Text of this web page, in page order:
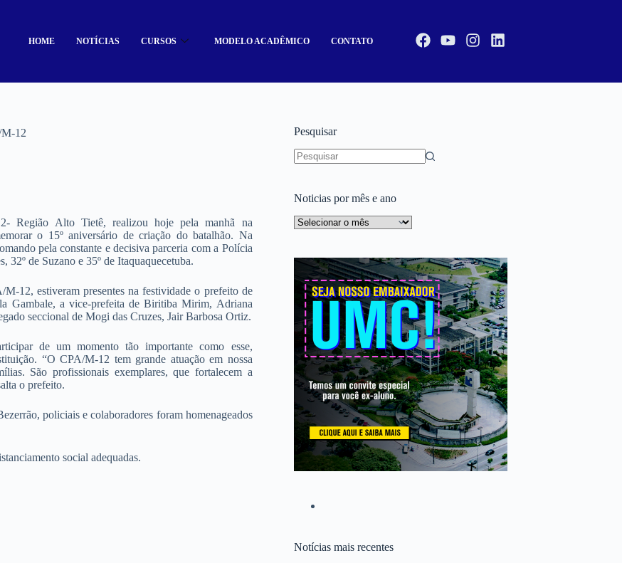
HOME NOTÍCIAS CURSOS MODELO ACADÊMICO CONTATO
M-12
Região Alto Tietê, realizou hoje pela manhã na
o 15º aniversário de criação do batalhão. Na
pela constante e decisiva parceria com a Polícia
de Suzano e 35º de Itaquaquecetuba.
12, estiveram presentes na festividade o prefeito de
Gambale, a vice-prefeita de Biritiba Mirim, Adriana
seccional de Mogi das Cruzes, Jair Barbosa Ortiz.
de um momento tão importante como esse,
“O CPA/M-12 tem grande atuação em nossa
São profissionais exemplares, que fortalecem a
o prefeito.
policiais e colaboradores foram homenageados
social adequadas.
Pesquisar
Noticias por mês e ano
Notícias mais recentes